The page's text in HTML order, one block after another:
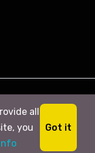
all
you
Got it